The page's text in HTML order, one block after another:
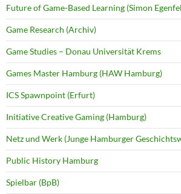
Future of Game-Based Learning (Simon
Game Research (Archiv)
Game Studies – Donau Universität Krems
Games Master Hamburg (HAW Hamburg)
ICS Spawnpoint (Erfurt)
Initiative Creative Gaming (Hamburg)
Netz und Werk (Junge Hamburger
Public History Hamburg
Spielbar (BpB)